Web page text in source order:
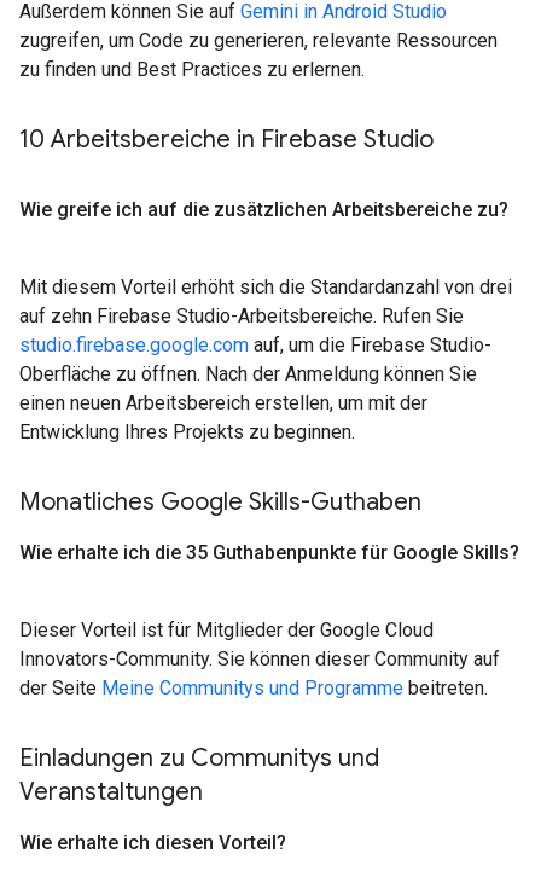
Außerdem können Sie auf Gemini in Android Studio
zugreifen, um Code zu generieren, relevante Ressourcen
zu finden und Best Practices zu erlernen.
10 Arbeitsbereiche in Firebase Studio
Wie greife ich auf die zusätzlichen Arbeitsbereiche zu?
Mit diesem Vorteil erhöht sich die Standardanzahl von drei
auf zehn Firebase Studio-Arbeitsbereiche. Rufen Sie
studio.firebase.google.com auf, um die Firebase Studio-
Oberfläche zu öffnen. Nach der Anmeldung können Sie
einen neuen Arbeitsbereich erstellen, um mit der
Entwicklung Ihres Projekts zu beginnen.
Monatliches Google Skills-Guthaben
Wie erhalte ich die 35 Guthabenpunkte für Google Skills?
Dieser Vorteil ist für Mitglieder der Google Cloud
Innovators-Community. Sie können dieser Community auf
der Seite Meine Communitys und Programme beitreten.
Einladungen zu Communitys und
Veranstaltungen
Wie erhalte ich diesen Vorteil?